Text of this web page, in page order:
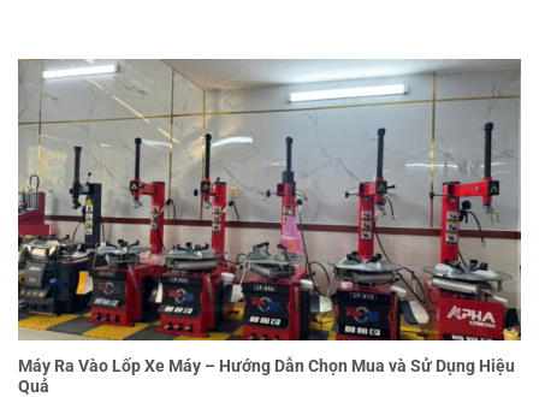
Máy Ra Vào Lốp Xe Máy – Hướng Dẫn Chọn Mua và Sử Dụng Hiệu
Quả